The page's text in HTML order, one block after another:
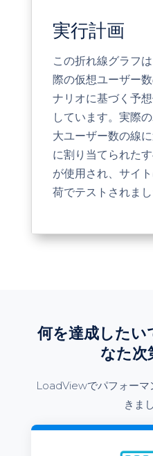
実行計画
この折れ線グラフ
際の仮想ユーザー
ナリオに基づく予
しています。実際
大ユーザー数の線
に割り当てられた
が使用され、サイ
荷でテストされまし
何を達成したい
なた次
LoadViewでパフォーマ
きま